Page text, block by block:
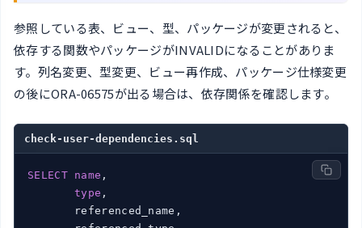
参照している表、ビュー、型、パッケージが変更されると、
依存する関数やパッケージがINVALIDになることがありま
す。列名変更、型変更、ビュー再作成、パッケージ仕様変更
の後にORA-06575が出る場合は、依存関係を確認します。
check-user-dependencies.sql
SELECT name ,
type ,
       referenced_name,